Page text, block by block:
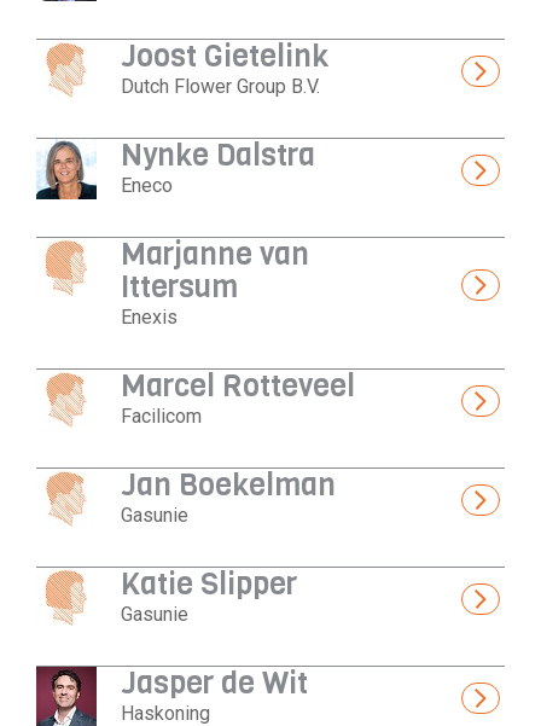
Joost Gietelink
Dutch Flower Group B.V.
Nynke Dalstra
Eneco
Marjanne van
Ittersum
Enexis
Marcel Rotteveel
Facilicom
Jan Boekelman
Gasunie
Katie Slipper
Gasunie
Jasper de Wit
Haskoning